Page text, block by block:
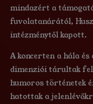
mindazért a
fuvolatanárától,
intézménytől kapott.
A koncerten a hála
dimenziói tárultak
humoros történetek
hatottak a